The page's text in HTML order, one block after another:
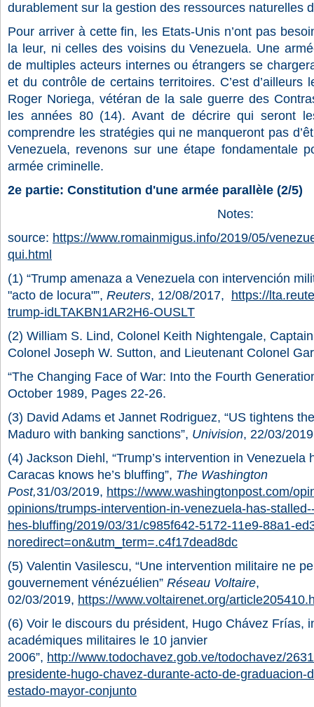
durablement sur la gestion des ressources naturelles
Pour arriver à cette fin, les Etats-Unis n’ont pas
la leur, ni celles des voisins du Venezuela. Une
de multiples acteurs internes ou étrangers se
et du contrôle de certains territoires. C’est d’ailleurs
Roger Noriega, vétéran de la sale guerre des
les années 80 (14). Avant de décrire qui seront
comprendre les stratégies qui ne manqueront pas
Venezuela, revenons sur une étape fondamentale
armée criminelle.
2e partie: Constitution d'une armée parallèle (2/5)
Notes:
source: https://www.romainmigus.info/2019/05/
qui.html
(1) “Trump amenaza a Venezuela con intervención
"acto de locura"”, Reuters, 12/08/2017, https://
trump-idLTAKBN1AR2H6-OUSLT
(2) William S. Lind, Colonel Keith Nightengale,
Colonel Joseph W. Sutton, and Lieutenant Colonel
“The Changing Face of War: Into the Fourth
October 1989, Pages 22-26.
(3) David Adams et Jannet Rodriguez, “US tightens
Maduro with banking sanctions”, Univision, 22/03/
(4) Jackson Diehl, “Trump’s intervention in
Caracas knows he’s bluffing”, The Washington
Post,31/03/2019, https://www.washingtonpost.com/
opinions/trumps-intervention-in-venezuela-has-
hes-bluffing/2019/03/31/c985f642-5172-11e9-88a1-
noredirect=on&utm_term=.c4f17dead8dc
(5) Valentin Vasilescu, “Une intervention militaire ne
gouvernement vénézuélien” Réseau Voltaire,
02/03/2019, https://www.voltairenet.org/
(6) Voir le discours du président, Hugo Chávez Frías,
académiques militaires le 10 janvier
2006”, http://www.todochavez.gob.ve/todochavez/
presidente-hugo-chavez-durante-acto-de-graduacion-
estado-mayor-conjunto